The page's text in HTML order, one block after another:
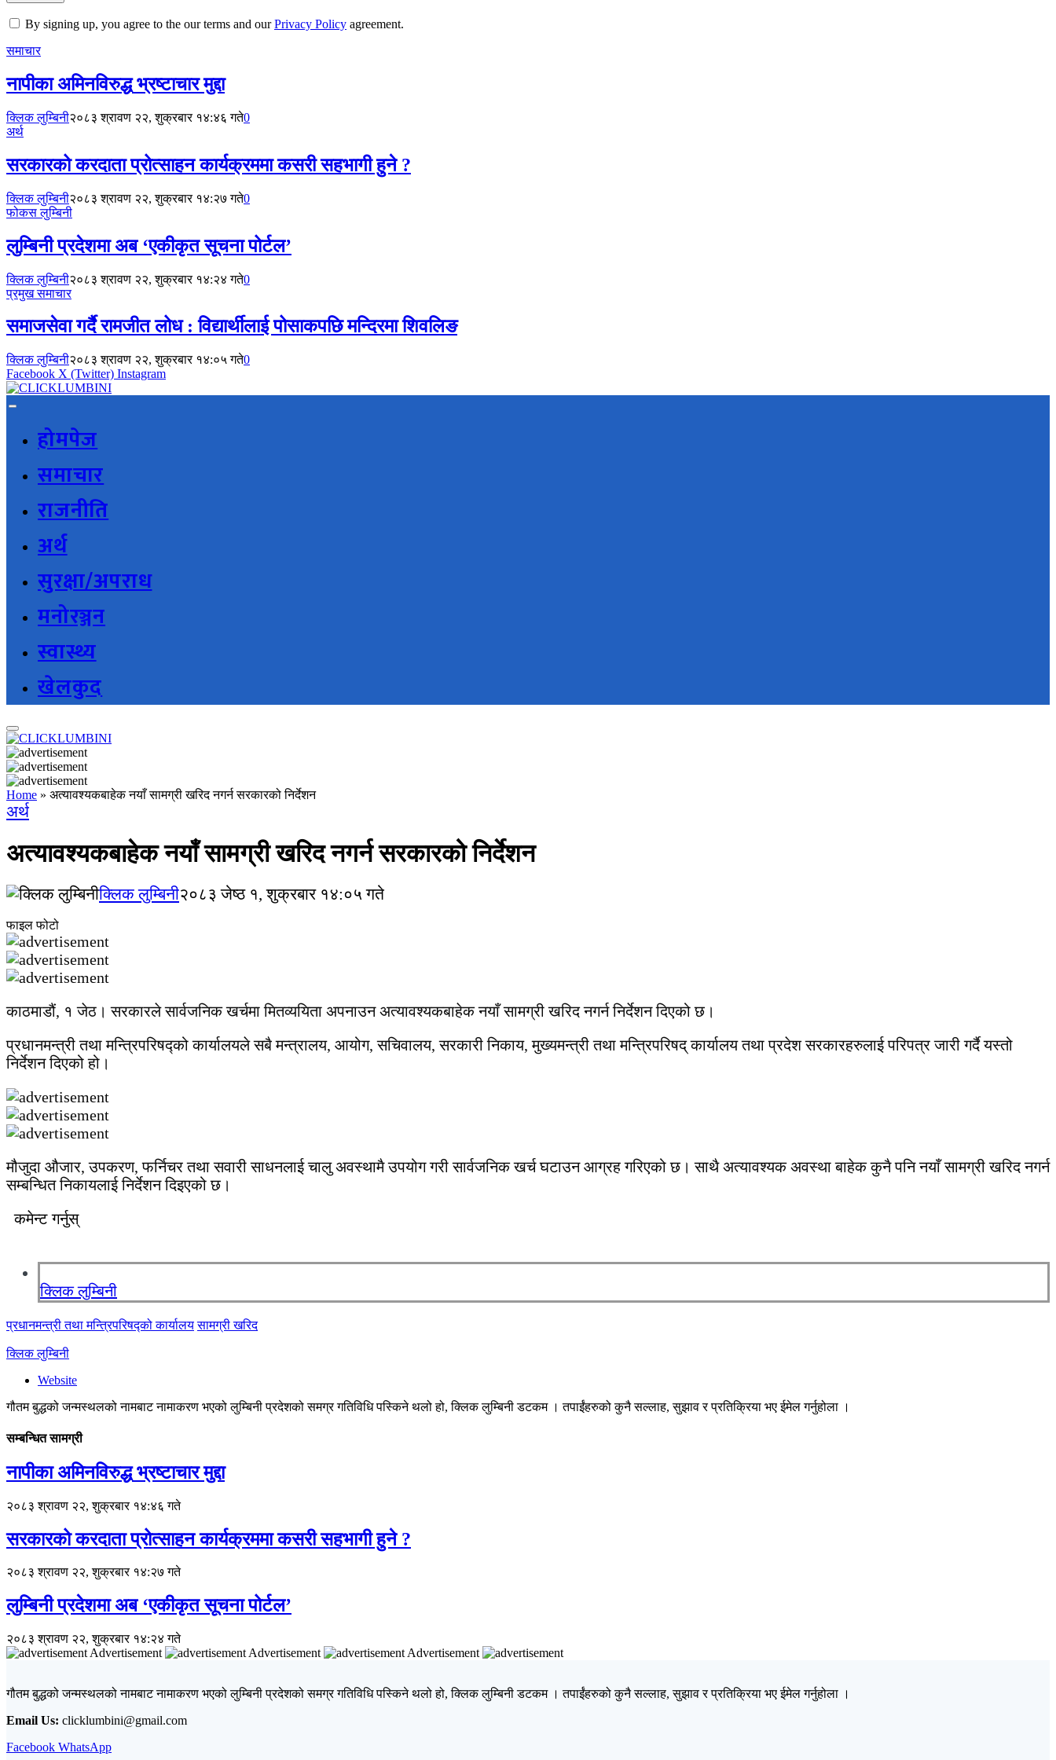
By signing up, you agree to the our terms and ourPrivacy Policy agreement.
समाचार
नापीका अमिनविरुद्ध भ्रष्टाचार मुद्दा
क्लिक लुम्बिनी२०८३ श्रावण २२, शुक्रबार १४:४६ गते0
अर्थ
सरकारको करदाता प्रोत्साहन कार्यक्रममा कसरी सहभागी हुने ?
क्लिक लुम्बिनी२०८३ श्रावण २२, शुक्रबार १४:२७ गते0
फोकस लुम्बिनी
लुम्बिनी प्रदेशमा अब ‘एकीकृत सूचना पोर्टल’
क्लिक लुम्बिनी२०८३ श्रावण २२, शुक्रबार १४:२४ गते0
प्रमुख समाचार
समाजसेवा गर्दै रामजीत लोध : विद्यार्थीलाई पोसाकपछि मन्दिरमा शिवलिङ
क्लिक लुम्बिनी२०८३ श्रावण २२, शुक्रबार १४:०५ गते0
Facebook X (Twitter) Instagram
होमपेज
समाचार
राजनीति
अर्थ
सुरक्षा/अपराध
मनोरञ्जन
स्वास्थ्य
खेलकुद
Home » अत्यावश्यकबाहेक नयाँ सामग्री खरिद नगर्न सरकारको निर्देशन
अर्थ
अत्यावश्यकबाहेक नयाँ सामग्री खरिद नगर्न सरकारको निर्देशन
क्लिक लुम्बिनी२०८३ जेष्ठ १, शुक्रबार १४:०५ गते
फाइल फोटो
काठमाडौं, १ जेठ। सरकारले सार्वजनिक खर्चमा मितव्ययिता अपनाउन अत्यावश्यकबाहेक नयाँ सामग्री खरिद नगर्न निर्देशन दिएको छ।
प्रधानमन्त्री तथा मन्त्रिपरिषद्को कार्यालयले सबै मन्त्रालय, आयोग, सचिवालय, सरकारी निकाय, मुख्यमन्त्री तथा मन्त्रिपरिषद् कार्यालय तथा प्रदेश सरकारहरुलाई परिपत्र जारी गर्दै यस्तो
निर्देशन दिएको हो।
मौजुदा औजार, उपकरण, फर्निचर तथा सवारी साधनलाई चालु अवस्थामै उपयोग गरी सार्वजनिक खर्च घटाउन आग्रह गरिएको छ। साथै अत्यावश्यक अवस्था बाहेक कुनै पनि नयाँ सामग्री खरिद नगर्न
सम्बन्धित निकायलाई निर्देशन दिइएको छ।
कमेन्ट गर्नुस्
क्लिक लुम्बिनी
प्रधानमन्त्री तथा मन्त्रिपरिषद्को कार्यालय सामग्री खरिद
क्लिक लुम्बिनी
Website
गौतम बुद्धको जन्मस्थलको नामबाट नामाकरण भएको लुम्बिनी प्रदेशको समग्र गतिविधि पस्किने थलो हो, क्लिक लुम्बिनी डटकम । तपाईंहरुको कुनै सल्लाह, सुझाव र प्रतिक्रिया भए ईमेल गर्नुहोला ।
सम्बन्धित सामग्री
नापीका अमिनविरुद्ध भ्रष्टाचार मुद्दा
२०८३ श्रावण २२, शुक्रबार १४:४६ गते
सरकारको करदाता प्रोत्साहन कार्यक्रममा कसरी सहभागी हुने ?
२०८३ श्रावण २२, शुक्रबार १४:२७ गते
लुम्बिनी प्रदेशमा अब ‘एकीकृत सूचना पोर्टल’
२०८३ श्रावण २२, शुक्रबार १४:२४ गते
Advertisement
Advertisement Advertisement
गौतम बुद्धको जन्मस्थलको नामबाट नामाकरण भएको लुम्बिनी प्रदेशको समग्र गतिविधि पस्किने थलो हो, क्लिक लुम्बिनी डटकम । तपाईंहरुको कुनै सल्लाह, सुझाव र प्रतिक्रिया भए ईमेल गर्नुहोला ।
Email Us: clicklumbini@gmail.com
Facebook WhatsApp